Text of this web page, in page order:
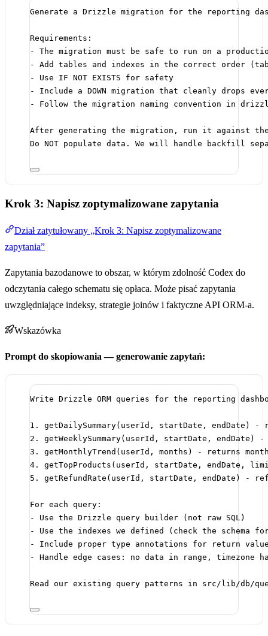
Generate a Drizzle migration for the reporting
Requirements:
- The migration must be safe to run on a
- Add tables and indexes in the correct order
- Use IF NOT EXISTS for safety
- Include a DOWN migration that cleanly drops
- Follow the migration naming convention in
After generating the migration, run it against
Do NOT populate data. We will handle backfill
Krok 3: Napisz zoptymalizowane zapytania
Dział zatytułowany „Krok 3: Napisz zoptymalizowane
zapytania”
Zapytania bazodanowe to obszar, w którym zdolność Codex do
odczytania całego schematu się opłaca. Może pisać zapytania
uwzględniające indeksy, strategie joinów i faktyczne API ORM-a.
Wskazówka
Prompt do skopiowania — generowanie zapytań:
Write Drizzle ORM queries for the reporting
1. getDailySummary(userId, startDate, endDate) -
2. getWeeklySummary(userId, startDate, endDate)
3. getMonthlyTrend(userId, months) - returns
4. getTopProducts(userId, startDate, endDate,
5. getRefundRate(userId, startDate, endDate) -
For each query:
- Use the Drizzle query builder (not raw SQL)
- Use the indexes we defined (check the schema
- Include proper type annotations for return
- Handle edge cases: no data in range, timezone
Read our existing query patterns in src/lib/db/